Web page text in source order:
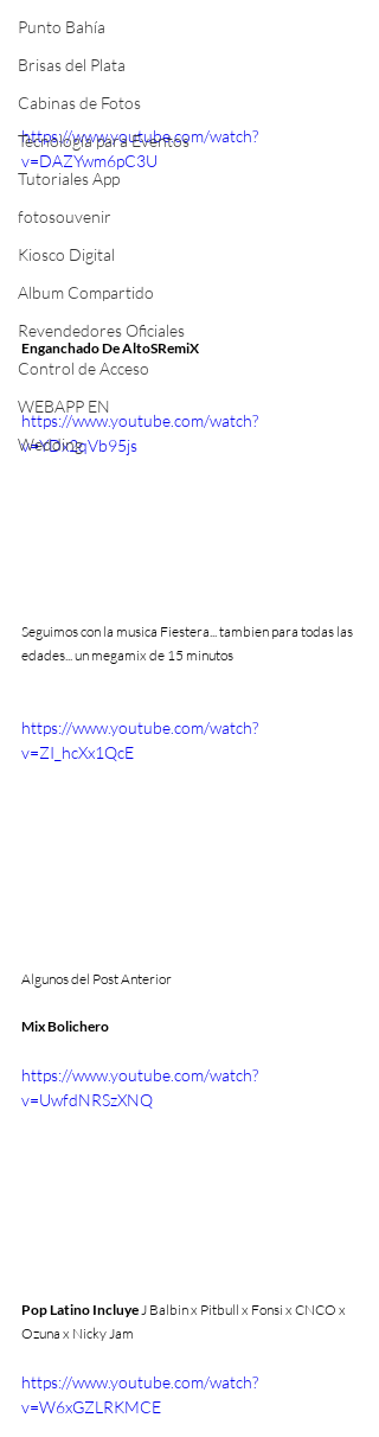
Punto Bahía
Brisas del Plata
Cabinas de Fotos
Tecnología para Eventos
Tutoriales App
fotosouvenir
Kiosco Digital
Album Compartido
Revendedores Oficiales
Control de Acceso
WEBAPP EN
Wedding
https://www.youtube.com/watch?
v=DAZYwm6pC3U
Enganchado De AltoSRemiX
https://www.youtube.com/watch?
v=YDx2qVb95js
Seguimos con la musica Fiestera... tambien para todas las
edades... un megamix de 15 minutos
https://www.youtube.com/watch?
v=ZI_hcXx1QcE
Algunos del Post Anterior
Mix Bolichero
https://www.youtube.com/watch?
v=UwfdNRSzXNQ
Pop Latino Incluye J Balbin x Pitbull x Fonsi x CNCO x
Ozuna x Nicky Jam
https://www.youtube.com/watch?
v=W6xGZLRKMCE